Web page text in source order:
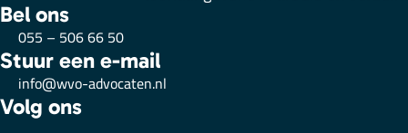
Bel ons
055 – 506 66 50
Stuur een e-mail
info@wvo-advocaten.nl
Volg ons